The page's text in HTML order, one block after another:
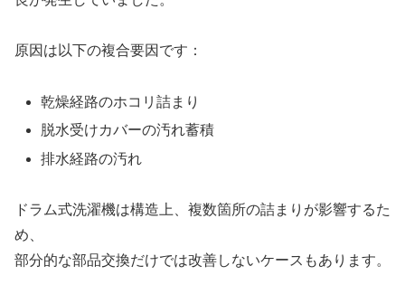
原因は以下の複合要因です：
乾燥経路のホコリ詰まり
脱水受けカバーの汚れ蓄積
排水経路の汚れ
ドラム式洗濯機は構造上、複数箇所の詰まりが影響するた
め、
部分的な部品交換だけでは改善しないケースもあります。